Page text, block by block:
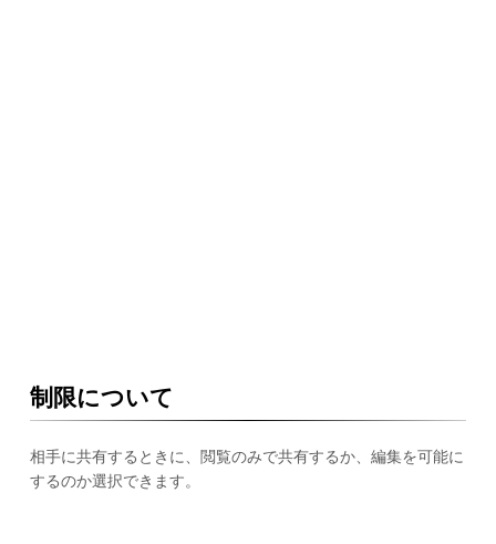
制限について
相手に共有するときに、閲覧のみで共有するか、編集を可能に
するのか選択できます。